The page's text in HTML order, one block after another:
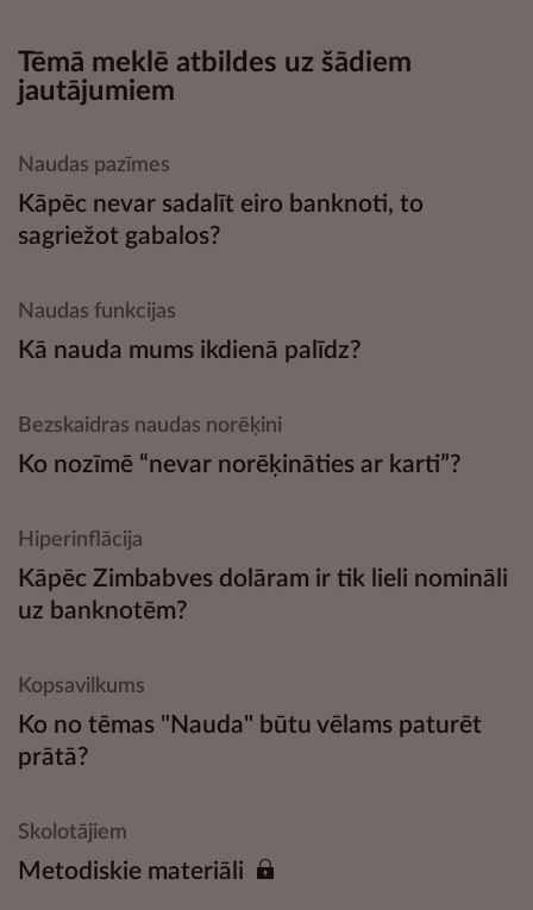
Tēmā meklē atbildes uz šādiem
jautājumiem
Naudas pazīmes
Kāpēc nevar sadalīt eiro banknoti, to
sagriežot gabalos?
Naudas funkcijas
Kā nauda mums ikdienā palīdz?
Bezskaidras naudas norēķini
Ko nozīmē “nevar norēķināties ar karti”?
Hiperinflācija
Kāpēc Zimbabves dolāram ir tik lieli nomināli
uz banknotēm?
Kopsavilkums
Ko no tēmas "Nauda" būtu vēlams paturēt
prātā?
Skolotājiem
Metodiskie materiāli